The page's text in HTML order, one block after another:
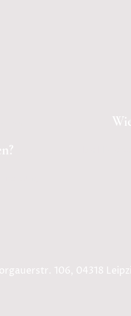
106, 04318